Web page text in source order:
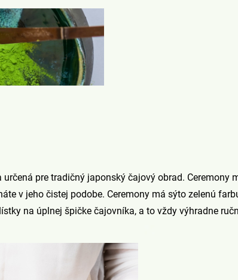
pre tradičný japonský čajový obrad. Ceremony
v jeho čistej podobe. Ceremony má sýto zelenú
na úplnej špičke čajovníka, a to vždy výhradne